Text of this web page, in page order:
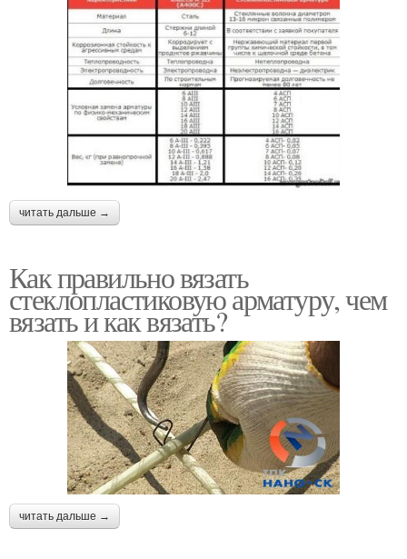
читать дальше →
Как правильно вязать
стеклопластиковую арматуру, чем
вязать и как вязать?
читать дальше →